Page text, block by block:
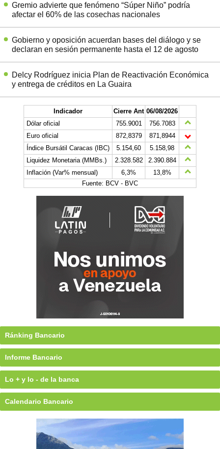
Gremio advierte que fenómeno “Súper Niño” podría
afectar el 60% de las cosechas nacionales
Gobierno y oposición acuerdan bases del diálogo y se
declaran en sesión permanente hasta el 12 de agosto
Delcy Rodríguez inicia Plan de Reactivación Económica
y entrega de créditos en La Guaira
Indicador Cierre Ant 06/08/2026
Dólar oficial
755.9001
756.7083
Euro oficial
872,8379
871,8944
Índice Bursátil Caracas (IBC)
5.154,60
5.158,98
Liquidez Monetaria (MMBs.)
2.328.582
2.390.884
Inflación (Var% mensual)
6,3%
13,8%
Fuente: BCV - BVC
Ránking Bancario
Informe Bancario
Lo + y lo - de la banca
Calendario Bancario